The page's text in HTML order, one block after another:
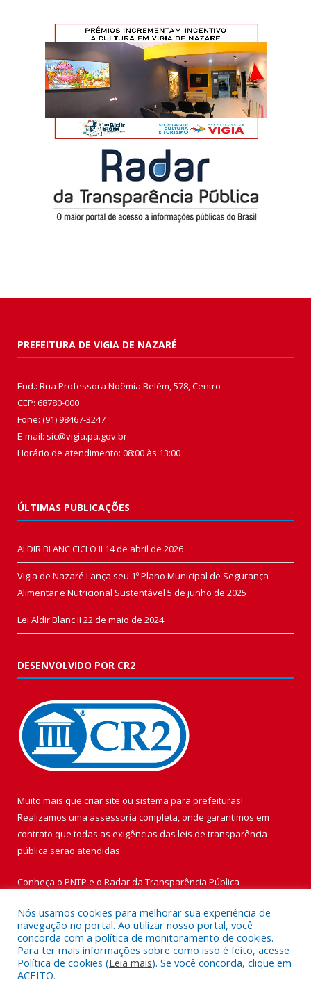
PREFEITURA DE VIGIA DE NAZARÉ
End.: Rua Professora Noêmia Belém, 578, Centro
CEP: 68780-000
Fone: (91) 98467-3247
E-mail: sic@vigia.pa.gov.br
Horário de atendimento: 08:00 às 13:00
ÚLTIMAS PUBLICAÇÕES
ALDIR BLANC CICLO II 14 de abril de 2026
Vigia de Nazaré Lança seu 1º Plano Municipal de Segurança
Alimentar e Nutricional Sustentável 5 de junho de 2025
Lei Aldir Blanc II 22 de maio de 2024
DESENVOLVIDO POR CR2
Muito mais que criar site ou sistema para prefeituras!
Realizamos uma assessoria completa, onde garantimos em
contrato que todas as exigências das leis de transparência
pública serão atendidas.
Conheça o PNTP e o Radar da Transparência Pública
Todos os direitos reservados a Prefeitura Municipal de Vigia de
Nazaré.
Nós usamos cookies para melhorar sua experiência de
navegação no portal. Ao utilizar nosso portal, você
concorda com a política de monitoramento de cookies.
Para ter mais informações sobre como isso é feito, acesse
Política de cookies (Leia mais). Se você concorda, clique em
ACEITO.